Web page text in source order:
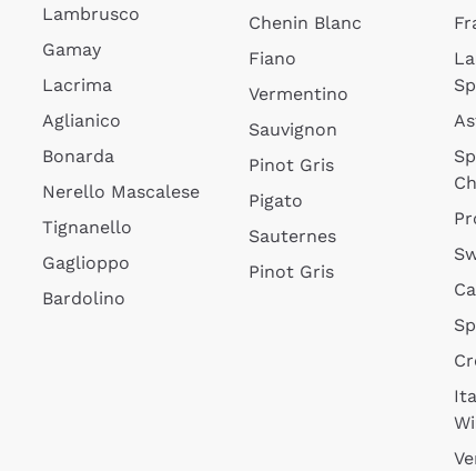
Lambrusco
Gamay
Lacrima
Aglianico
Bonarda
Nerello Mascalese
Tignanello
Gaglioppo
Bardolino
Chenin Blanc
Fiano
Vermentino
Sauvignon
Pinot Gris
Pigato
Sauternes
Pinot Gris